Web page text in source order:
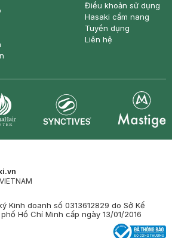
Điều khoản sử dụng
Hasaki cẩm nang
Tuyển dụng
Liên hệ
Kinh doanh số 0313612829 do Sở Kế
Hồ Chí Minh cấp ngày 13/01/2016